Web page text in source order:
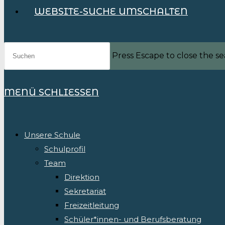
WEBSITE-SUCHE UMSCHALTEN
Press Escape to close the
MENÜ SCHLIESSEN
Unsere Schule
Schulprofil
Team
Direktion
Sekretariat
Freizeitleitung
Schüler*innen- und Berufsberatung